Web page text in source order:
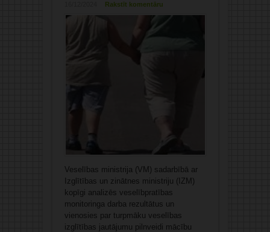
Rakstīt komentāru
Veselības ministrija (VM) sadarbībā ar
Izglītības un zinātnes ministriju (IZM)
kopīgi analizēs veselībpratības
monitoringa darba rezultātus un
vienosies par turpmāku veselības
izglītības jautājumu pilnveidi mācību